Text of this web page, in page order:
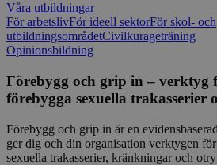
Våra utbildningar
För arbetslivFör ideell sektorFör skol- och
utbildningsområdetCivilkurageträning
Opinionsbildning
Förebygg och grip in – verktyg
förebygga sexuella trakasserier
Förebygg och grip in är en
ger dig och din organisation verktygen
sexuella trakasserier, kränkningar och